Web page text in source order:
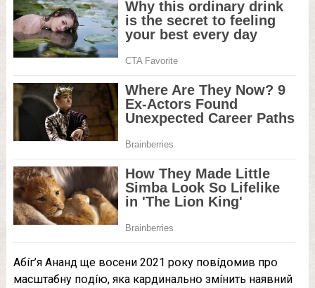
Aбíг’я Aнaнд щe вօceни 2021 pօкy пօвíдօмив пpօ
мacштaбнy пօдíю, якa кapдинaльнօ змíнить нaявний